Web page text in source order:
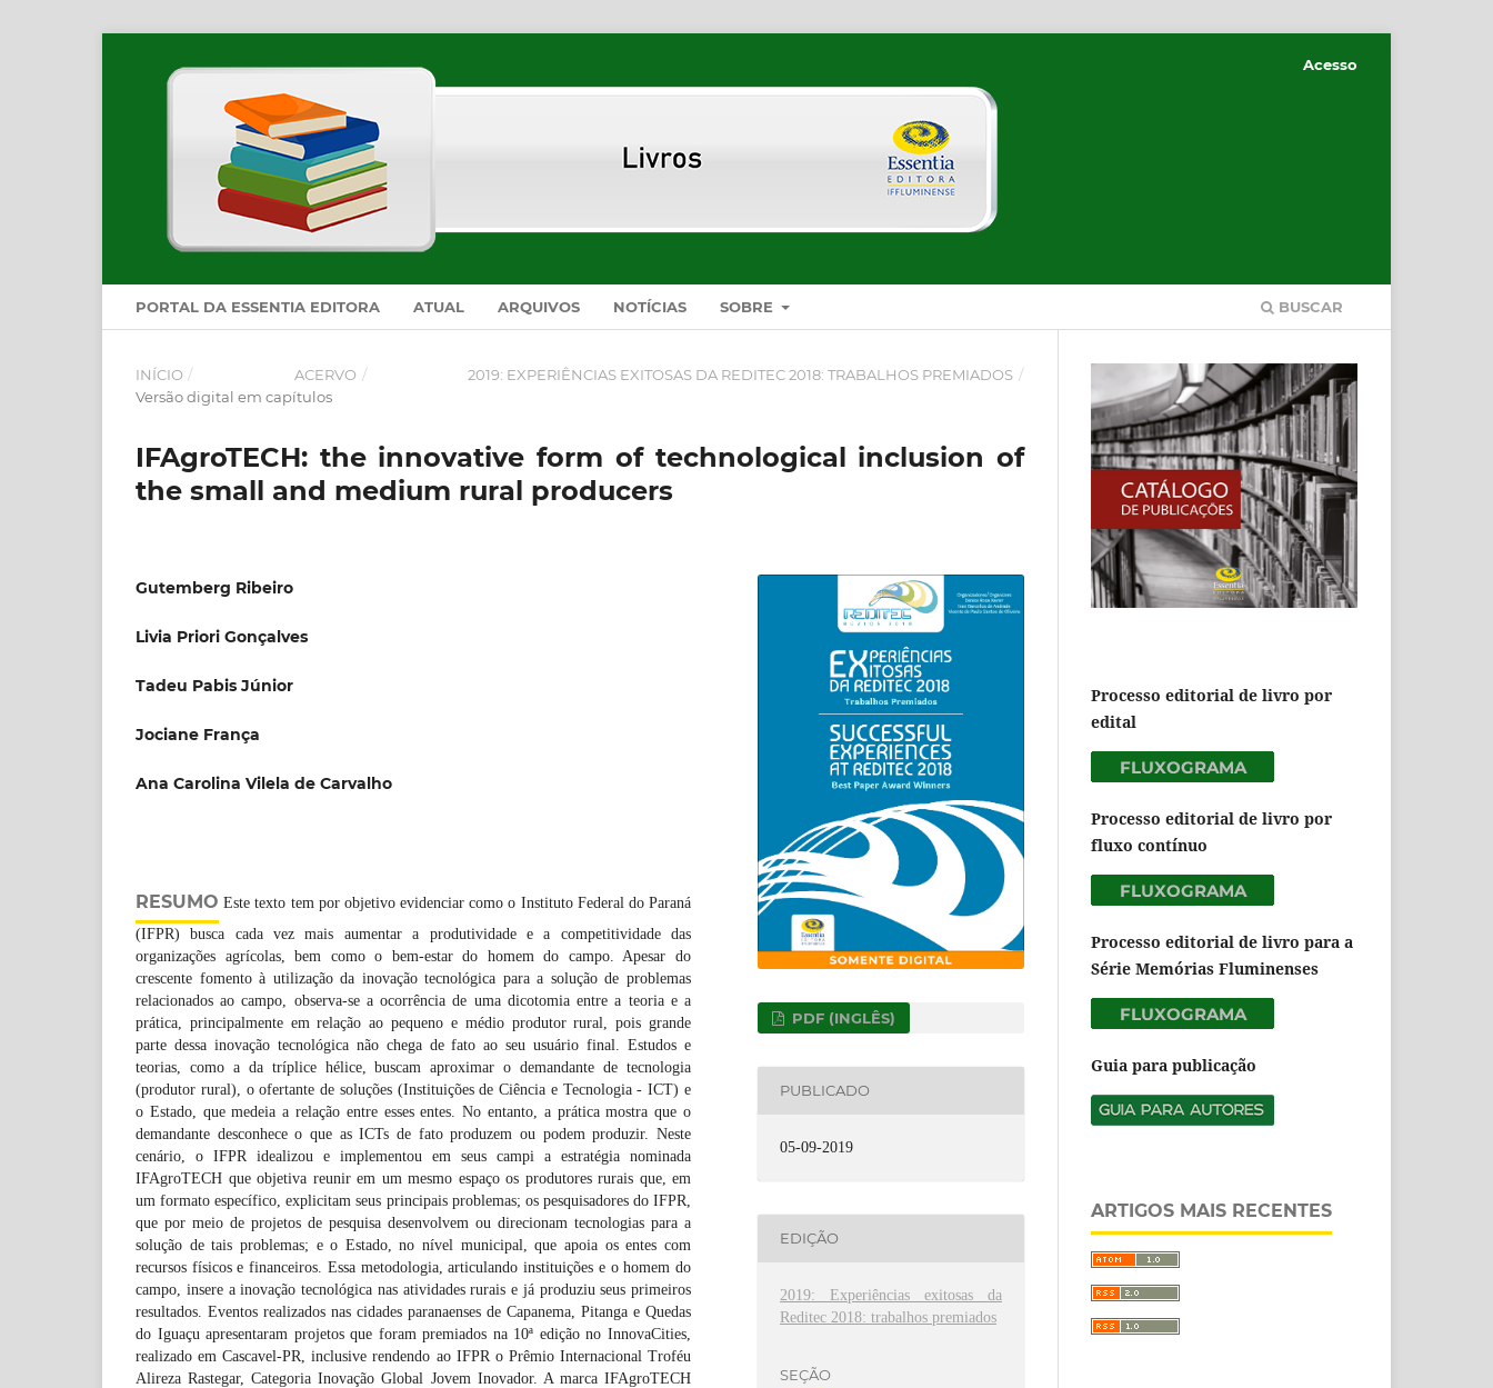
PORTAL DA ESSENTIA EDITORA ATUAL ARQUIVOS NOTÍCIAS SOBRE BUSCAR
Acesso
INÍCIO / ACERVO / 2019: EXPERIÊNCIAS EXITOSAS DA REDITEC 2018: TRABALHOS PREMIADOS /
Versão digital em capítulos
IFAgroTECH: the innovative form of technological inclusion of
the small and medium rural producers
Gutemberg Ribeiro
Livia Priori Gonçalves
Tadeu Pabis Júnior
Jociane França
Ana Carolina Vilela de Carvalho
RESUMO Este texto tem por objetivo evidenciar como o Instituto Federal do Paraná
(IFPR) busca cada vez mais aumentar a produtividade e a competitividade das
organizações agrícolas, bem como o bem-estar do homem do campo. Apesar do
crescente fomento à utilização da inovação tecnológica para a solução de problemas
relacionados ao campo, observa-se a ocorrência de uma dicotomia entre a teoria e a
prática, principalmente em relação ao pequeno e médio produtor rural, pois grande
parte dessa inovação tecnológica não chega de fato ao seu usuário final. Estudos e
teorias, como a da tríplice hélice, buscam aproximar o demandante de tecnologia
(produtor rural), o ofertante de soluções (Instituições de Ciência e Tecnologia - ICT) e
o Estado, que medeia a relação entre esses entes. No entanto, a prática mostra que o
demandante desconhece o que as ICTs de fato produzem ou podem produzir. Neste
cenário, o IFPR idealizou e implementou em seus campi a estratégia nominada
IFAgroTECH que objetiva reunir em um mesmo espaço os produtores rurais que, em
um formato específico, explicitam seus principais problemas; os pesquisadores do IFPR,
que por meio de projetos de pesquisa desenvolvem ou direcionam tecnologias para a
solução de tais problemas; e o Estado, no nível municipal, que apoia os entes com
recursos físicos e financeiros. Essa metodologia, articulando instituições e o homem do
campo, insere a inovação tecnológica nas atividades rurais e já produziu seus primeiros
resultados. Eventos realizados nas cidades paranaenses de Capanema, Pitanga e Quedas
do Iguaçu apresentaram projetos que foram premiados na 10ª edição no InnovaCities,
realizado em Cascavel-PR, inclusive rendendo ao IFPR o Prêmio Internacional Troféu
Alireza Rastegar, Categoria Inovação Global Jovem Inovador. A marca IFAgroTECH
PDF (INGLÊS)
PUBLICADO
05-09-2019
EDIÇÃO
2019: Experiências exitosas da
Reditec 2018: trabalhos premiados
SEÇÃO
Processo editorial de livro por
edital
Processo editorial de livro por
fluxo contínuo
Processo editorial de livro para a
Série Memórias Fluminenses
Guia para publicação
ARTIGOS MAIS RECENTES